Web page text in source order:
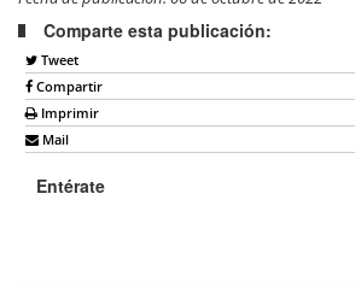
Comparte esta publicación:
Tweet
Compartir
Imprimir
Mail
Entérate